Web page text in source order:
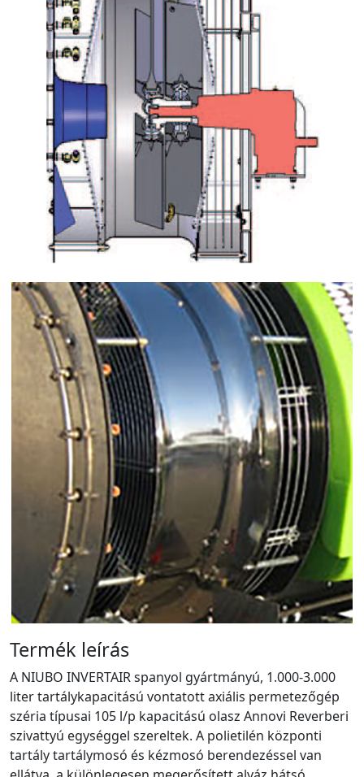
Termék leírás
A NIUBO INVERTAIR spanyol gyártmányú, 1.000-3.000
liter tartálykapacitású vontatott axiális permetezőgép
széria típusai 105 l/p kapacitású olasz Annovi Reverberi
szivattyú egységgel szereltek. A polietilén központi
tartály tartálymosó és kézmosó berendezéssel van